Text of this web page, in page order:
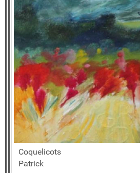
Coquelicots
Patrick